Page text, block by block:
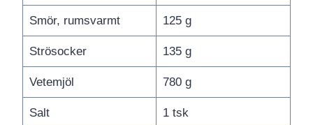
Smör, rumsvarmt 125 g
Strösocker 135 g
Vetemjöl 780 g
Salt 1 tsk